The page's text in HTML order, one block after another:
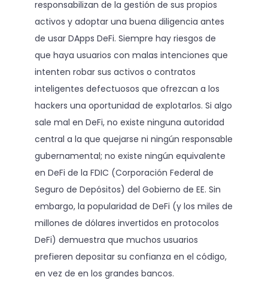
responsabilizan de la gestión de sus propios
activos y adoptar una buena diligencia antes
de usar DApps DeFi. Siempre hay riesgos de
que haya usuarios con malas intenciones que
intenten robar sus activos o contratos
inteligentes defectuosos que ofrezcan a los
hackers una oportunidad de explotarlos. Si algo
sale mal en DeFi, no existe ninguna autoridad
central a la que quejarse ni ningún responsable
gubernamental; no existe ningún equivalente
en DeFi de la FDIC (Corporación Federal de
Seguro de Depósitos) del Gobierno de EE. Sin
embargo, la popularidad de DeFi (y los miles de
millones de dólares invertidos en protocolos
DeFi) demuestra que muchos usuarios
prefieren depositar su confianza en el código,
en vez de en los grandes bancos.